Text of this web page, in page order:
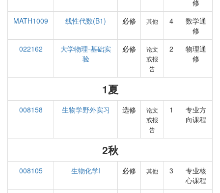
修
MATH1009
线性代数(B1) 必修 其他 4
数学通
修
022162
大学物理-基础实
验
必修
论文
或报
告
2
物理通
修
1夏
008158 生物学野外实习 选修
论文
或报
告
1
专业方
向课程
2秋
008105 生物化学I 必修 其他 3
专业核
心课程